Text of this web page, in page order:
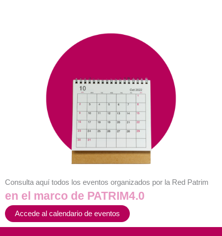
Consulta aquí todos los eventos organizados por la Red Patrim
en el marco de PATRIM4.0
Accede al calendario de eventos